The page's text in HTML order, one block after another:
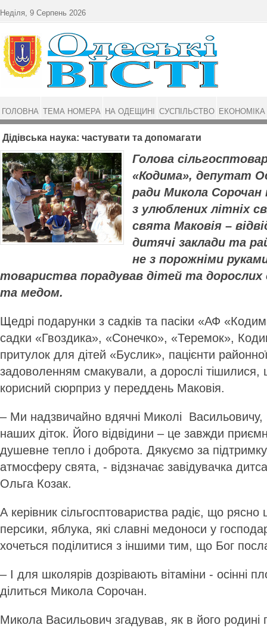
Дідівська наука: частувати та допомагати
Голова
«Кодима», депутат
ради Микола Сорочан
з улюблених літніх
свята Маковія –
дитячі заклади та
не з порожніми
товариства порадував дітей та
та медом.
Щедрі подарунки з садків та пасіки «АФ
садки «Гвоздика», «Сонечко», «Теремок»,
притулок для дітей «Буслик», пацієнти районної
задоволенням смакували, а дорослі тішилися,
корисний сюрприз у переддень Маковія.
– Ми надзвичайно вдячні Миколі
наших діток. Його відвідини – це завжди
душевне тепло і доброта. Дякуємо за
атмосферу свята, - відзначає завідувачка
Ольга Козак.
А керівник сільгосптовариства радіє, що рясно
персики, яблука, які славні медоноси у
хочеться поділитися з іншими тим, що Бог
– І для школярів дозрівають вітаміни - осінні
ділиться Микола Сорочан.
Микола Васильович згадував, як в його родині
Неділя, 9 Серпень 2026
ГОЛОВНА ТЕМА НОМЕРА НА ОДЕЩИНІ СУСПІЛЬСТВО ЕКОНОМІКА